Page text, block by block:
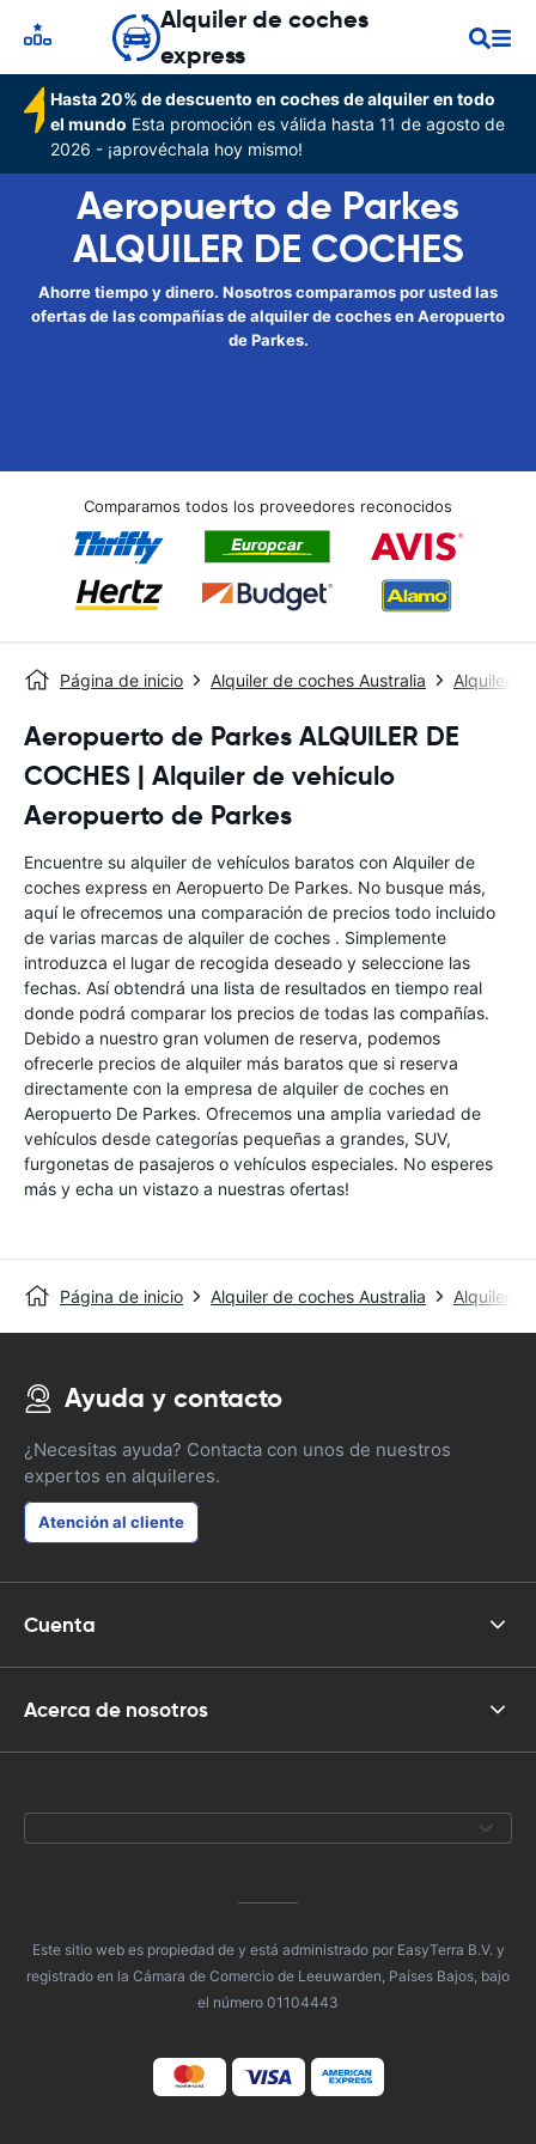
Alquiler de coches
express
Hasta 20% de descuento en coches de alquiler en todo
el mundo Esta promoción es válida hasta 11 de agosto de
2026 - ¡aprovéchala hoy mismo!
Aeropuerto de Parkes
ALQUILER DE COCHES
Ahorre tiempo y dinero. Nosotros comparamos por usted las
ofertas de las compañías de alquiler de coches en Aeropuerto
de Parkes.
Comparamos todos los proveedores reconocidos
Página de inicio Alquiler de coches Australia Alquiler
Aeropuerto de Parkes ALQUILER DE
COCHES | Alquiler de vehículo
Aeropuerto de Parkes
Encuentre su alquiler de vehículos baratos con Alquiler de
coches express en Aeropuerto De Parkes. No busque más,
aquí le ofrecemos una comparación de precios todo incluido
de varias marcas de alquiler de coches . Simplemente
introduzca el lugar de recogida deseado y seleccione las
fechas. Así obtendrá una lista de resultados en tiempo real
donde podrá comparar los precios de todas las compañías.
Debido a nuestro gran volumen de reserva, podemos
ofrecerle precios de alquiler más baratos que si reserva
directamente con la empresa de alquiler de coches en
Aeropuerto De Parkes. Ofrecemos una amplia variedad de
vehículos desde categorías pequeñas a grandes, SUV,
furgonetas de pasajeros o vehículos especiales. No esperes
más y echa un vistazo a nuestras ofertas!
Página de inicio Alquiler de coches Australia Alquiler
Ayuda y contacto
¿Necesitas ayuda? Contacta con unos de nuestros
expertos en alquileres.
Atención al cliente
Cuenta
Acerca de nosotros
Este sitio web es propiedad de y está administrado por EasyTerra B.V. y
registrado en la Cámara de Comercio de Leeuwarden, Países Bajos, bajo
el número 01104443